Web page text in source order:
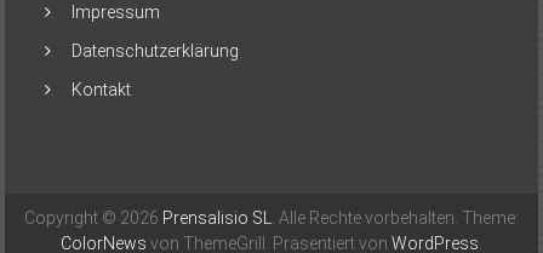
Impressum
Datenschutzerklärung
Kontakt
Copyright © 2026 Prensalisio SL. Alle Rechte vorbehalten. Theme:
ColorNews von ThemeGrill. Präsentiert von WordPress.